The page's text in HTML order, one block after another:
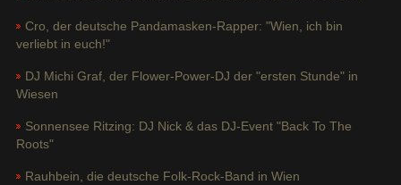
Cro, der deutsche Pandamasken-Rapper: "Wien, ich bin
verliebt in euch!"
DJ Michi Graf, der Flower-Power-DJ der "ersten Stunde" in
Wiesen
Sonnensee Ritzing: DJ Nick & das DJ-Event "Back To The
Roots"
Rauhbein, die deutsche Folk-Rock-Band in Wien